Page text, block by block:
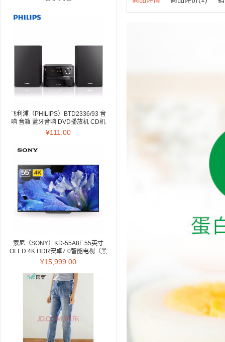
飞利浦（PHILIPS）BTD2336/93 音
响 音箱 蓝牙音响 DVD播放机 CD机
迷你音响 电视音响 电脑音响 家庭卡
¥111.00
索尼（SONY）KD-55A8F 55英寸
OLED 4K HDR安卓7.0智能电视（黑
色）
¥15,999.00